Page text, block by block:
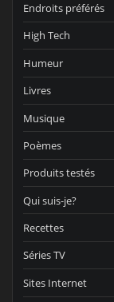
Endroits préférés
High Tech
Humeur
Livres
Musique
Poèmes
Produits testés
Qui suis-je?
Recettes
Séries TV
Sites Internet